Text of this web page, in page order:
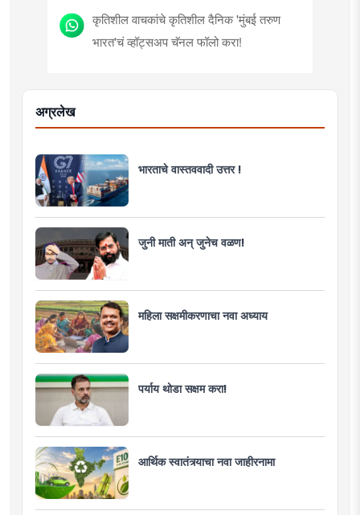
कृतिशील वाचकांचे कृतिशील दैनिक 'मुंबई तरुण
भारत'चं व्हॉट्सअप चॅनल फॉलो करा!
अग्रलेख
भारताचे वास्तववादी उत्तर !
जुनी माती अन् जुनेच वळण!
महिला सक्षमीकरणाचा नवा अध्याय
पर्याय थोडा सक्षम करा!
आर्थिक स्वातंत्र्याचा नवा जाहीरनामा